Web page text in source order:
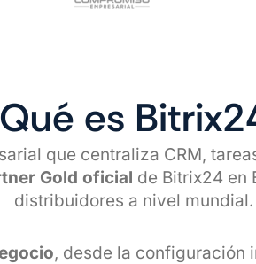
es
que centraliza CRM,
Gold oficial de Bitrix24 en
distribuidores a nivel mundial.
, desde la configuración